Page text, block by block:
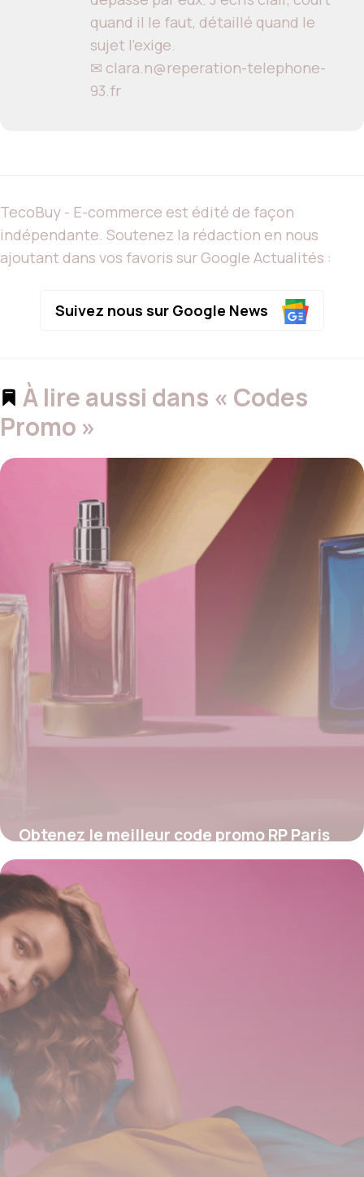
quand il le faut, détaillé quand le
sujet l'exige.
✉ clara.n@reperation-telephone-
93.fr
TecoBuy - E-commerce est édité de façon
indépendante. Soutenez la rédaction en nous
ajoutant dans vos favoris sur Google Actualités :
Suivez nous sur Google News
À lire aussi dans « Codes
Promo »
Obtenez le meilleur code promo RP Paris
pour des économies exclusives sur vos
parfums préférés
4 juillet 2025